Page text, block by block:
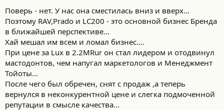
Поверь - нет. У нас она сместилась вниз и вверх...
Поэтому RAV,Prado и LC200 - это основной бизнес Бренда
в ближайшей перспективе...
Хай мешал им всем и ломал бизнес....
При цене за Lux в 2.2MRur он стал лидером и отодвинул
мастодонтов, чем напугал маркетологов и Менеджмент
Тойоты...
После чего был обречен, снят с продаж ,а теперь
вернулся в неконкурентной цене и слегка подмоченной
репутации в смысле качества...